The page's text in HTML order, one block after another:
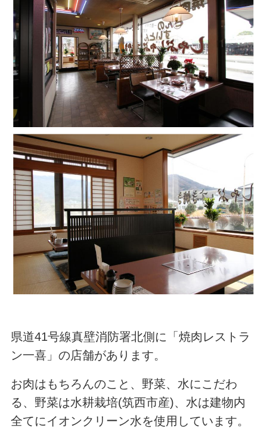
県道41号線真壁消防署北側に「焼肉レストラ
ン一喜」の店舗があります。
お肉はもちろんのこと、野菜、水にこだわ
る、野菜は水耕栽培(筑西市産)、水は建物内
全てにイオンクリーン水を使用しています。